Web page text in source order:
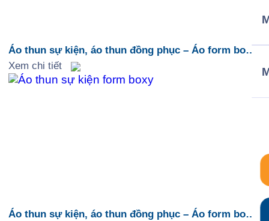
Áo thun sự kiện, áo thun đồng phục – Áo form boxy
3
Xem chi tiết
Áo thun sự kiện, áo thun đồng phục – Áo form boxy